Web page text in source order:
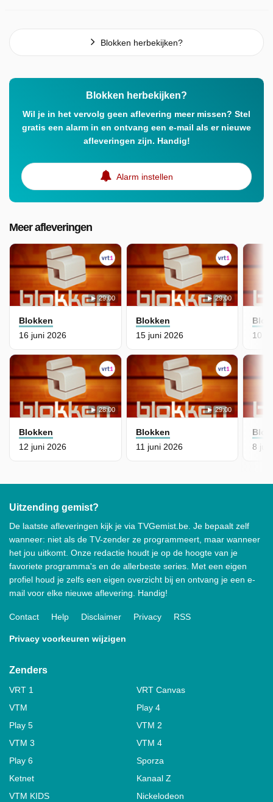
Blokken herbekijken?
Blokken herbekijken?
Wil je in het vervolg geen aflevering meer missen? Stel
gratis een alarm in en ontvang een e-mail als er nieuwe
afleveringen zijn. Handig!
Alarm instellen
Meer afleveringen
29:00
Blokken
16 juni 2026
29:00
Blokken
15 juni 2026
28:00
Blokken
12 juni 2026
29:00
Blokken
11 juni 2026
10
8
Uitzending gemist?
De laatste afleveringen kijk je via TVGemist.be. Je bepaalt zelf
wanneer: niet als de TV-zender ze programmeert, maar wanneer
het jou uitkomt. Onze redactie houdt je op de hoogte van je
favoriete programma's en de allerbeste series. Met een eigen
profiel houd je zelfs een eigen overzicht bij en ontvang je een e-
mail voor elke nieuwe aflevering. Handig!
Contact Help Disclaimer Privacy RSS
Privacy voorkeuren wijzigen
Zenders
VRT 1
VRT Canvas
VTM
Play 4
Play 5
VTM 2
VTM 3
VTM 4
Play 6
Sporza
Ketnet
Kanaal Z
VTM KIDS
Nickelodeon